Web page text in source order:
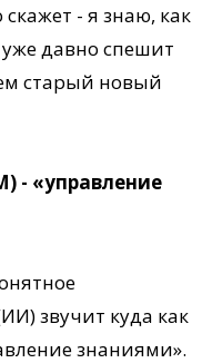
- я знаю, как
давно спешит
старый новый
- «управление
звучит куда как
знаниями».